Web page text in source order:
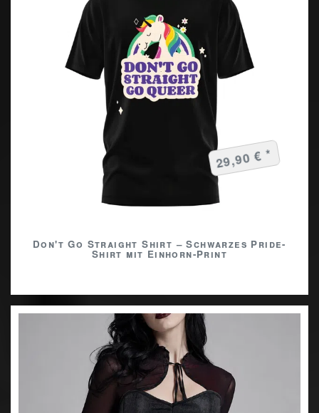
Don't Go Straight Shirt – Schwarzes Pride-
Shirt mit Einhorn-Print
29,90 € *